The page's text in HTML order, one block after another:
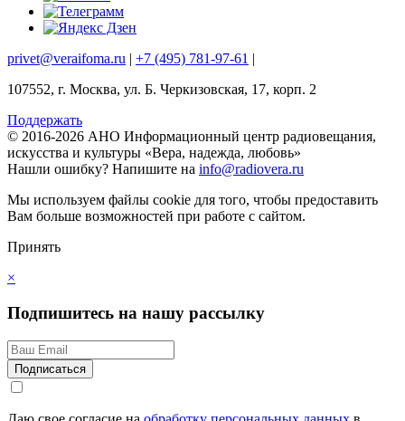
privet@veraifoma.ru +7 (495) 781-97-61
107552, г. Москва, ул. Б. Черкизовская, 17, корп. 2
Поддержать
© 2016-2026 АНО Информационный центр радиовещания,
искусства и культуры «Вера, надежда, любовь»
Нашли ошибку? Напишите на info@radiovera.ru
Мы используем файлы cookie для того, чтобы предоставить
Вам больше возможностей при работе с сайтом.
Принять
×
Подпишитесь на нашу рассылку